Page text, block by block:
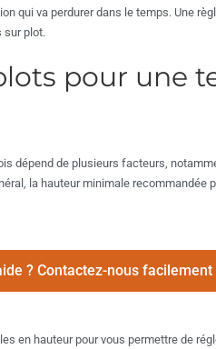
qui va perdurer dans le temps. Une
sur plot.
pour une
dépend de plusieurs facteurs,
la hauteur minimale recommandée
? Contactez-nous facilement
en hauteur pour vous permettre de